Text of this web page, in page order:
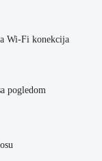
Wi-Fi konekcija
pogledom